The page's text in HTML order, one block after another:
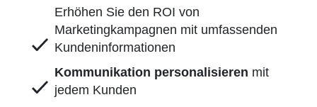
Erhöhen Sie den ROI von
Marketingkampagnen mit umfassenden
Kundeninformationen
Kommunikation personalisieren mit
jedem Kunden